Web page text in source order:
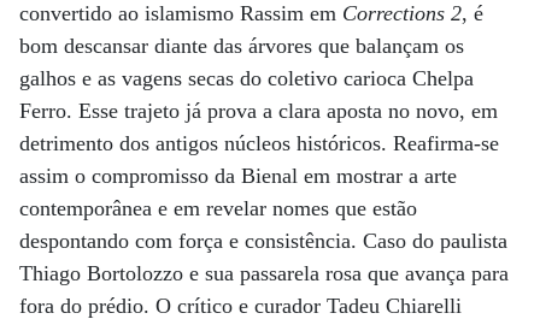
convertido ao islamismo Rassim em Corrections 2, é
bom descansar diante das árvores que balançam os
galhos e as vagens secas do coletivo carioca Chelpa
Ferro. Esse trajeto já prova a clara aposta no novo, em
detrimento dos antigos núcleos históricos. Reafirma-se
assim o compromisso da Bienal em mostrar a arte
contemporânea e em revelar nomes que estão
despontando com força e consistência. Caso do paulista
Thiago Bortolozzo e sua passarela rosa que avança para
fora do prédio. O crítico e curador Tadeu Chiarelli